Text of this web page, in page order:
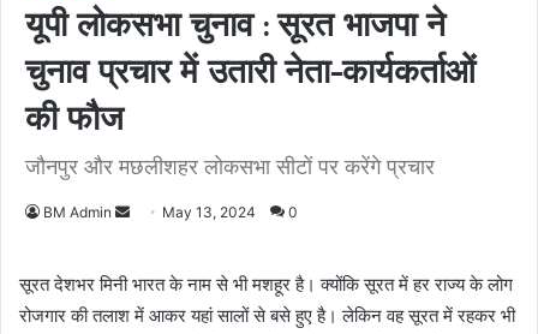
यूपी लोकसभा चुनाव : सूरत भाजपा ने
चुनाव प्रचार में उतारी नेता-कार्यकर्ताओं
की फौज
जौनपुर और मछलीशहर लोकसभा सीटों पर करेंगे प्रचार
BM Admin May 13, 2024 0
सूरत देशभर मिनी भारत के नाम से भी मशहूर है। क्योंकि सूरत में हर राज्य के लोग
रोजगार की तलाश में आकर यहां सालों से बसे हुए है। लेकिन वह सूरत में रहकर भी